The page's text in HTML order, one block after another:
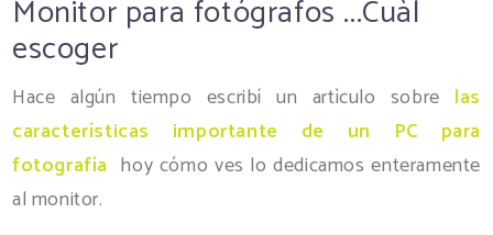
Monitor para fotógrafos ...Cuàl
escoger
Hace algún tiempo escribí un artìculo sobre las
características importante de un PC para
fotografía hoy cómo ves lo dedicamos enteramente
al monitor.